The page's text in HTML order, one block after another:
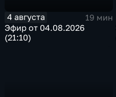
4 августа
19 мин
Эфир от 04.08.2026
(21:10)